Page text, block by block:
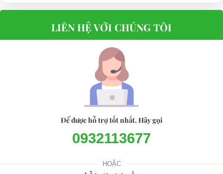
LIÊN HỆ VỚI CHÚNG TÔI
Để được hỗ trợ tốt nhất. Hãy gọi
0932113677
HOẶC